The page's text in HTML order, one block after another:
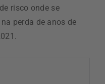
risco onde se
perda de anos de